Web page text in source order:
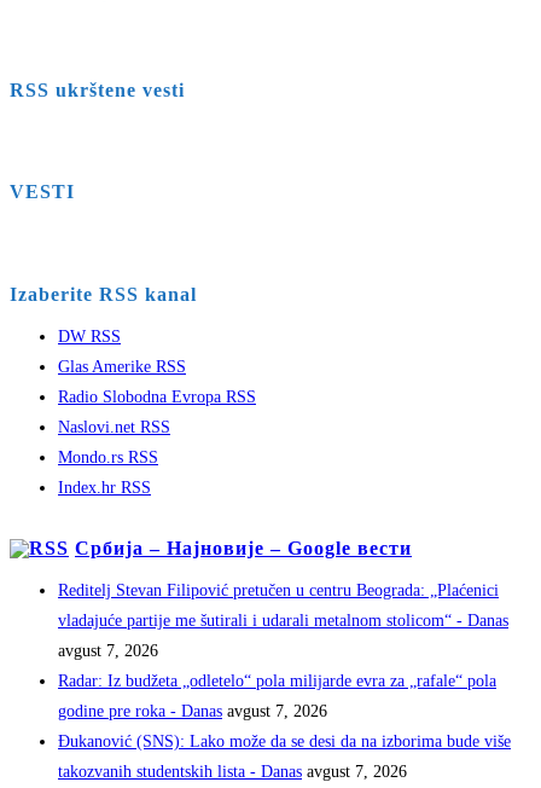
RSS ukrštene vesti
VESTI
Izaberite RSS kanal
DW RSS
Glas Amerike RSS
Radio Slobodna Evropa RSS
Naslovi.net RSS
Mondo.rs RSS
Index.hr RSS
Србија – Најновије – Google вести
Reditelj Stevan Filipović pretučen u centru Beograda: „Plaćenici
vladajuće partije me šutirali i udarali metalnom stolicom“ - Danas
avgust 7, 2026
Radar: Iz budžeta „odletelo“ pola milijarde evra za „rafale“ pola
godine pre roka - Danas avgust 7, 2026
Đukanović (SNS): Lako može da se desi da na izborima bude više
takozvanih studentskih lista - Danas avgust 7, 2026